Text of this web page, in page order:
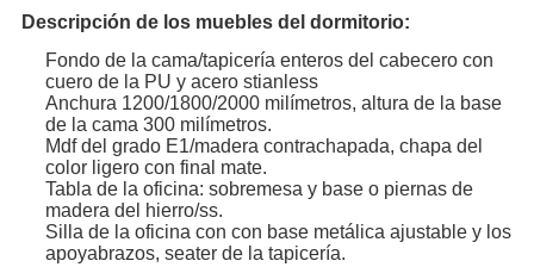
Descripción de los muebles del dormitorio:
Fondo de la cama/tapicería enteros del cabecero con
cuero de la PU y acero stianless
Anchura 1200/1800/2000 milímetros, altura de la base
de la cama 300 milímetros.
Mdf del grado E1/madera contrachapada, chapa del
color ligero con final mate.
Tabla de la oficina: sobremesa y base o piernas de
madera del hierro/ss.
Silla de la oficina con con base metálica ajustable y los
apoyabrazos, seater de la tapicería.